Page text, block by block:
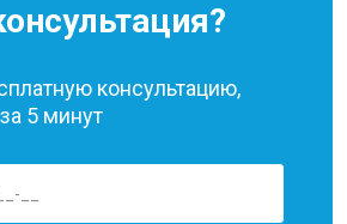
консультацию,
5 минут